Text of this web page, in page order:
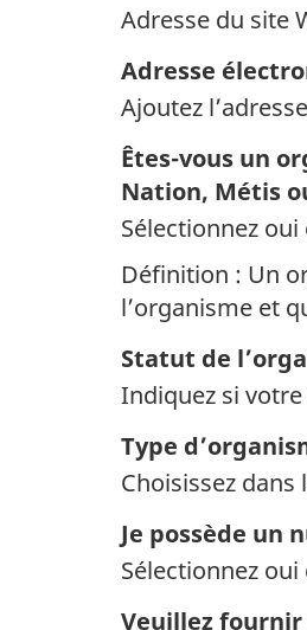
Adresse du site
Adresse
Ajoutez
Êtes-vous un
Nation, Métis
Sélectionnez oui
Définition : Un
l’organisme et
Statut de
Indiquez si
Type
Choisissez
Je possède un
Sélectionnez oui
Veuillez fournir